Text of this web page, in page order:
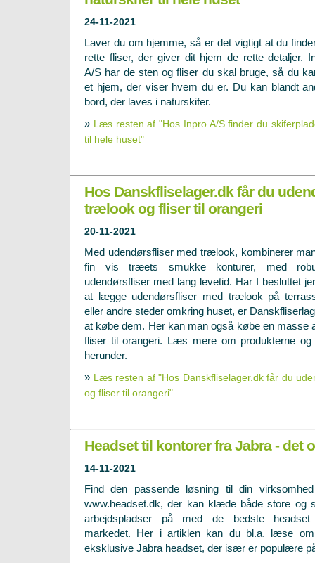
24-11-2021
Laver du om hjemme, så er det vigtigt at du
rette fliser, der giver dit hjem de rette detaljer.
A/S har de sten og fliser du skal bruge, så du
et hjem, der viser hvem du er. Du kan blandt
bord, der laves i naturskifer.
» Læs resten af "Hos Inpro A/S finder du
til hele huset"
Hos Danskfliselager.dk får du
trælook og fliser til orangeri
20-11-2021
Med udendørsfliser med trælook, kombinerer
fin vis træets smukke konturer, med
udendørsfliser med lang levetid. Har I besluttet
at lægge udendørsfliser med trælook på
eller andre steder omkring huset, er
at købe dem. Her kan man også købe en masse
fliser til orangeri. Læs mere om produkterne
herunder.
» Læs resten af "Hos Danskfliselager.dk får du
og fliser til orangeri"
Headset til kontorer fra Jabra - det
14-11-2021
Find den passende løsning til din
www.headset.dk, der kan klæde både store og
arbejdspladser på med de bedste
markedet. Her i artiklen kan du bl.a. læse
eksklusive Jabra headset, der især er populære